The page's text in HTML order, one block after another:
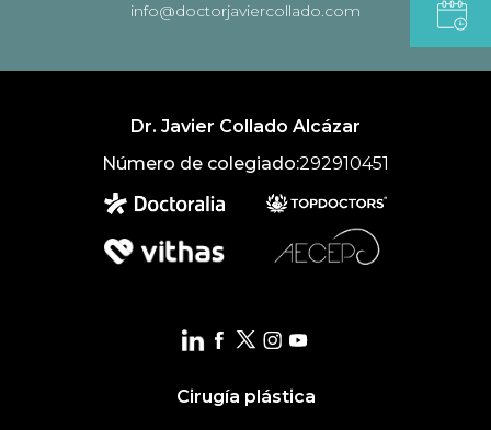
info@doctorjaviercollado.com
Dr. Javier Collado Alcázar
Número de colegiado:292910451
Cirugía plástica